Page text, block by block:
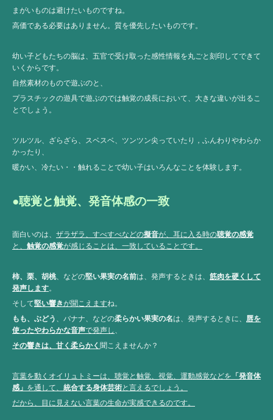
まがいものは避けたいものですね。
高価である必要はありません。質を優先したいものです。
幼い子どもたちの脳は、五官で受け取った感性情報を丸ごと刻印してできて
いくからです。
自然素材のもので遊ぶのと、
プラスチックの遊具で遊ぶのでは触覚の成長において、大きな違いが出るこ
とでしょう。
ツルツル、ざらざら、スベスベ、ツンツン尖っていたり，ふんわりやわらか
かったり、
暖かい、冷たい・・触れることで幼い子はいろんなことを体験します。
●聴覚と触覚、発音体感の一致
面白いのは、 ザラザラ、すべすべなどの擬音が、耳に入る時の聴覚の感覚
と、 触覚の感覚が感じることは、一致していることです。
柿、栗、胡桃、などの堅い果実の名前は、発声するときは、 筋肉を硬くして
発声します。
そして堅い響きが聞こえますね。
もも、ぶどう
、バナナ、などの柔らかい果実の名は、発声するときに、 唇を
使ったやわらかな音声で発声し
その響きは、甘く柔らかく 聞こえませんか？
言葉を動くオイリュトミーは、聴覚と触覚、視覚、運動感覚などを 「発音体
感」 を通して、 統合する身体芸術と言えるでしょう。
だから、目に見えない言葉の生命が実感できるのです。